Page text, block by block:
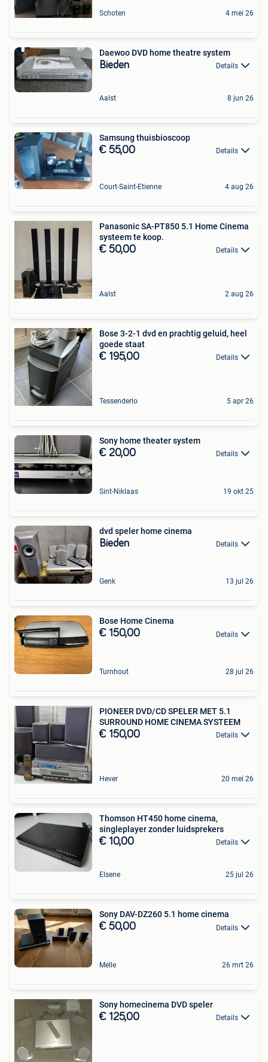
Schoten 4 mei 26
Daewoo DVD home theatre system
Bieden Details
Aalst 8 jun 26
Samsung thuisbioscoop
€ 55,00 Details
Court-Saint-Etienne 4 aug 26
Panasonic SA-PT850 5.1 Home Cinema
systeem te koop.
€ 50,00 Details
Aalst 2 aug 26
Bose 3-2-1 dvd en prachtig geluid, heel
goede staat
€ 195,00 Details
Tessenderlo 5 apr 26
Sony home theater system
€ 20,00 Details
Sint-Niklaas 19 okt 25
dvd speler home cinema
Bieden Details
Genk 13 jul 26
Bose Home Cinema
€ 150,00 Details
Turnhout 28 jul 26
PIONEER DVD/CD SPELER MET 5.1
SURROUND HOME CINEMA SYSTEEM
€ 150,00 Details
Hever 20 mei 26
Thomson HT450 home cinema,
singleplayer zonder luidsprekers
€ 10,00 Details
Elsene 25 jul 26
Sony DAV-DZ260 5.1 home cinema
€ 50,00 Details
Melle 26 mrt 26
Sony homecinema DVD speler
€ 125,00 Details